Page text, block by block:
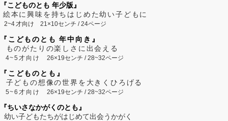
『こどものとも 年少版』
絵本に興味を持ちはじめた幼い子どもに
2~4 才向け 21×10センチ / 24ページ
『こどものとも 年中向き』
ものがたりの楽しさに出会える
4~5才向け26×19センチ / 28~32ページ
『こどものとも』
子どもの想像の世界を大きくひろげる
5~6才向け26×19センチ / 28~32ページ
『ちいさなかがくのとも』
幼い子どもたちがはじめて出会うかがく